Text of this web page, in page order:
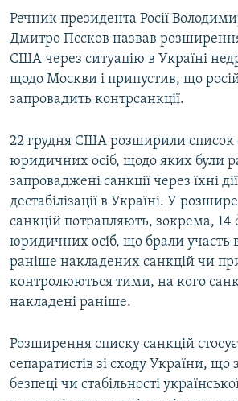
Речник президента Росії
Дмитро Пєсков назвав
США через ситуацію в Україні
щодо Москви і припустив, що
запровадить контрсанкції.
22 грудня США розширили список
юридичних осіб, щодо яких були
запроваджені санкції через їхні
дестабілізації в Україні. У
санкцій потрапляють, зокрема, 14
юридичних осіб, що брали участь
раніше накладених санкцій чи
контролюються тими, на кого
накладені раніше.
Розширення списку санкцій
сепаратистів зі сходу України,
безпеці чи стабільності